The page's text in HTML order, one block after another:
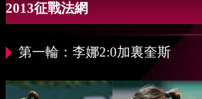
2013征戰法網
第一輪：李娜2:0加裏奎斯